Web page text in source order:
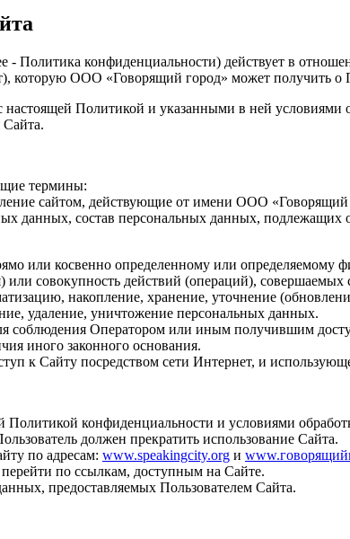
Политика конфиденциальности) действует в
которую ООО «Говорящий город» может получить о
настоящей Политикой и указанными в ней
Сайта.
термины:
сайтом, действующие от имени ООО «Говорящий
данных, состав персональных данных,
или косвенно определенному или определяемому
совокупность действий (операций), совершаемых
накопление, хранение, уточнение
удаление, уничтожение персональных данных.
соблюдения Оператором или иным получившим
иного законного основания.
к Сайту посредством сети Интернет, и
Политикой конфиденциальности и условиями
должен прекратить использование Сайта.
по адресам: www.speakingcity.org и
перейти по ссылкам, доступным на Сайте.
предоставляемых Пользователем Сайта.